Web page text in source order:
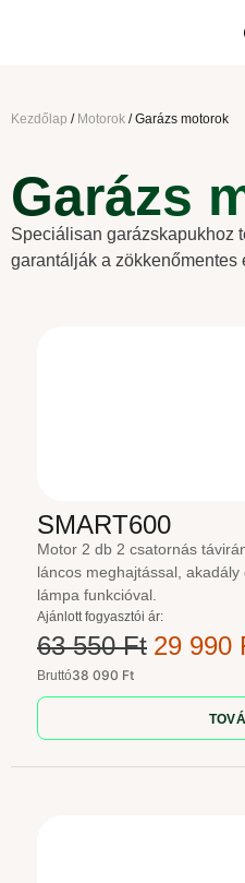
Kezdőlap / Motorok /Garázs motorok
Garázs
Speciálisan garázskapukhoz
garantálják a zökkenőmentes
SMART600
Motor 2 db 2 csatornás
láncos meghajtással,
lámpa funkcióval.
Ajánlott fogyasztói ár:
63 550 Ft 29 990
Bruttó38 090 Ft